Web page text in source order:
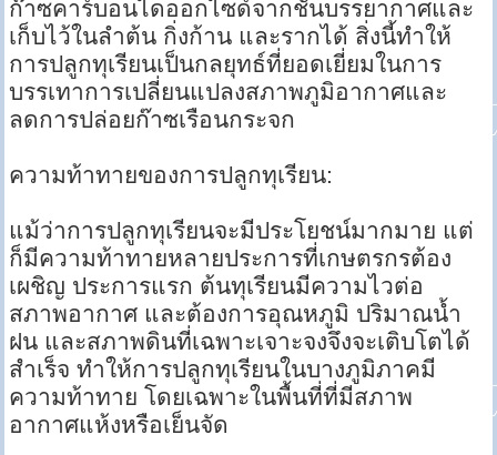
ก๊าซคาร์บอนไดออกไซด์จากชั้นบรรยากาศและ
เก็บไว้ในลำต้น กิ่งก้าน และรากได้ สิ่งนี้ทำให้
การปลูกทุเรียนเป็นกลยุทธ์ที่ยอดเยี่ยมในการ
บรรเทาการเปลี่ยนแปลงสภาพภูมิอากาศและ
ลดการปล่อยก๊าซเรือนกระจก
ความท้าทายของการปลูกทุเรียน:
แม้ว่าการปลูกทุเรียนจะมีประโยชน์มากมาย แต่
ก็มีความท้าทายหลายประการที่เกษตรกรต้อง
เผชิญ ประการแรก ต้นทุเรียนมีความไวต่อ
สภาพอากาศ และต้องการอุณหภูมิ ปริมาณน้ำ
ฝน และสภาพดินที่เฉพาะเจาะจงจึงจะเติบโตได้
สำเร็จ ทำให้การปลูกทุเรียนในบางภูมิภาคมี
ความท้าทาย โดยเฉพาะในพื้นที่ที่มีสภาพ
อากาศแห้งหรือเย็นจัด